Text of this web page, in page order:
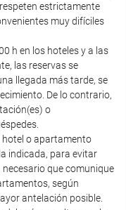
estrictamente
muy difíciles
h en los hoteles y a las
las reservas se
llegada más tarde, se
De lo contrario,
o
hotel o apartamento
indicada, para evitar
que comunique
según
antelación posible.